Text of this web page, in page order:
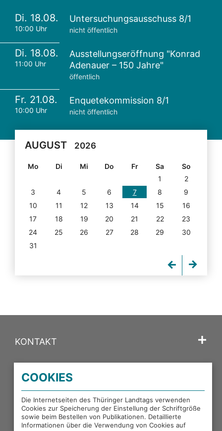
Di. 18.08.
10:00 Uhr
Untersuchungsausschuss 8/1
nicht öffentlich
Di. 18.08.
11:00 Uhr
Ausstellungseröffnung "Konrad
Adenauer – 150 Jahre"
öffentlich
Fr. 21.08.
10:00 Uhr
Enquetekommission 8/1
nicht öffentlich
AUGUST 2026
Mo Di Mi Do Fr Sa
So
1
2
3
4 5 6 7 8
9
10
11 12 13 14 15
16
17
18 19 20 21 22
23
24
25 26 27 28 29
30
31
KONTAKT
PORTALE DES THÜRINGER LANDTAGS
EXTERNE LINKS
COOKIES
Die Internetseiten des Thüringer Landtags verwenden
Cookies zur Speicherung der Einstellung der Schriftgröße
sowie beim Bestellen von Publikationen. Detaillierte
Informationen über die Verwendung von Cookies auf